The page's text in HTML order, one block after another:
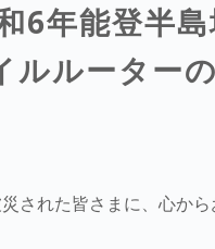
6年能登半
ルルーター
された皆さまに、心から